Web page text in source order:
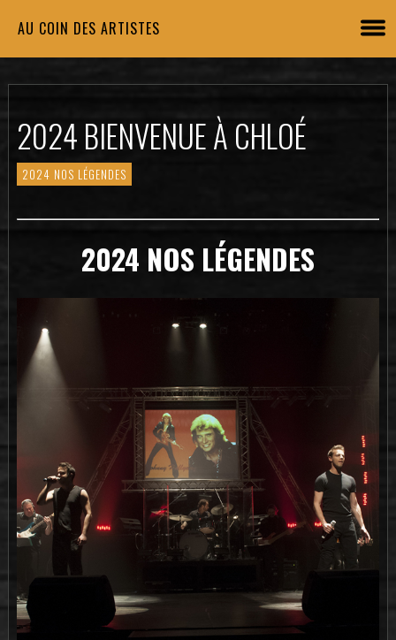
AU COIN DES ARTISTES
2024 BIENVENUE À CHLOÉ
2024 NOS LÉGENDES
2024 NOS LÉGENDES